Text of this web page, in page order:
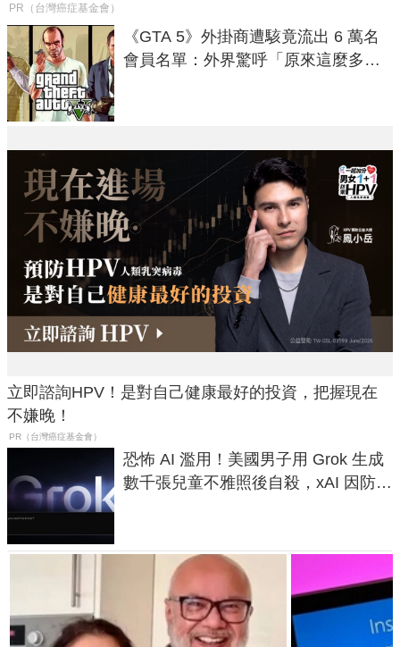
PR（台灣癌症基金會）
《GTA 5》外掛商遭駭竟流出 6 萬名
會員名單：外界驚呼「原來這麼多人
立即諮詢HPV！是對自己健康最好的投資，把握現在
不嫌晚！
PR（台灣癌症基金會）
恐怖 AI 濫用！美國男子用 Grok 生成
數千張兒童不雅照後自殺，xAI 因防護